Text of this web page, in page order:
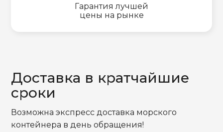
Гарантия лучшей
цены на рынке
Доставка в кратчайшие
сроки
Возможна экспресс доставка морского
контейнера в день обращения!